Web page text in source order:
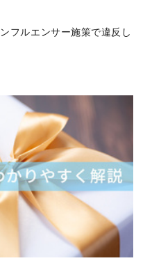
フルエンサー施策で違反し